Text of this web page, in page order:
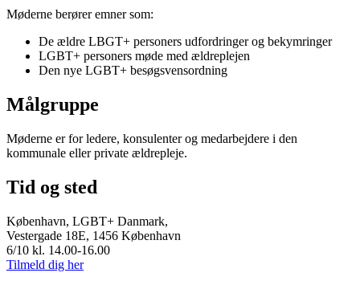
Møderne berører emner som:
De ældre LBGT+ personers udfordringer og bekymringer
LGBT+ personers møde med ældreplejen
Den nye LGBT+ besøgsvensordning
Målgruppe
Møderne er for ledere, konsulenter og medarbejdere i den
kommunale eller private ældrepleje.
Tid og sted
København, LGBT+ Danmark,
Vestergade 18E, 1456 København
6/10 kl. 14.00-16.00
Tilmeld dig her